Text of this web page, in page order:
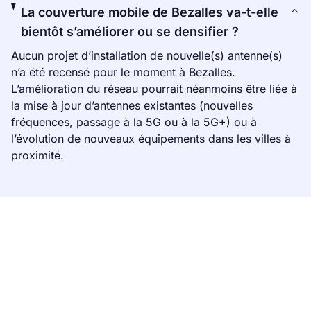
La couverture mobile de Bezalles va-t-elle
bientôt s’améliorer ou se densifier ?
Aucun projet d’installation de nouvelle(s) antenne(s)
n’a été recensé pour le moment à Bezalles.
L’amélioration du réseau pourrait néanmoins être liée à
la mise à jour d’antennes existantes (nouvelles
fréquences, passage à la 5G ou à la 5G+) ou à
l’évolution de nouveaux équipements dans les villes à
proximité.